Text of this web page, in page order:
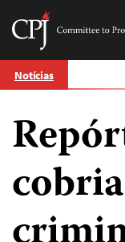
Skip
to Notícias
cobria